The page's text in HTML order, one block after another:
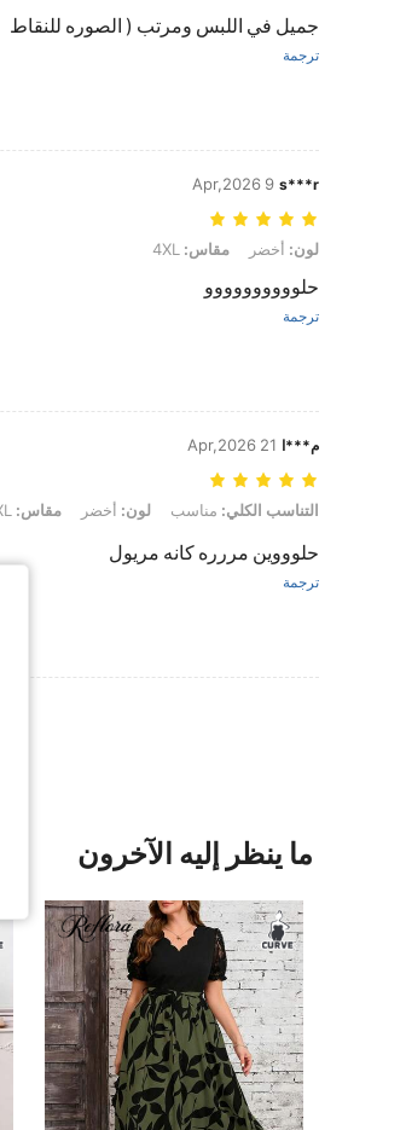
جميل في اللبس ومرتب ( الصوره للنقاط
ترجمة
s***r
9 Apr,2026
لون: أخضر, مقاس: 4XL
لون: أخضر مقاس:
حلوووووووووو
ترجمة
م***ا 21 Apr,2026
التناسب الكلي: مناسب, لون: أخضر, مقاس: 1XL
التناسب الكلي: مناسب لون: أخضر مقاس:
حلوووين مررره كانه مريول
ترجمة
ما ينظر إليه الآخرون